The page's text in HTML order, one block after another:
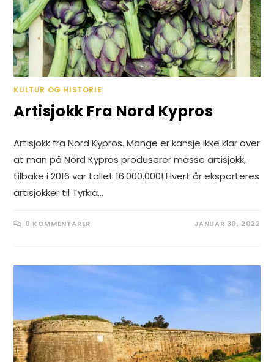
KULTUR OG HISTORIE
Artisjokk Fra Nord Kypros
Artisjokk fra Nord Kypros. Mange er kansje ikke klar over
at man på Nord Kypros produserer masse artisjokk,
tilbake i 2016 var tallet 16.000.000! Hvert år eksporteres
artisjokker til Tyrkia…
0 KOMMENTARER JANUAR 30, 2022